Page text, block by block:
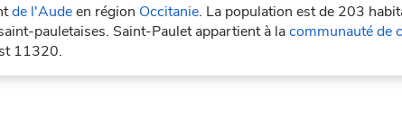
de l'Audeen région Occitanie. La population est de 203
pauletaises. Saint-Paulet appartient à lacommunauté de
11320.